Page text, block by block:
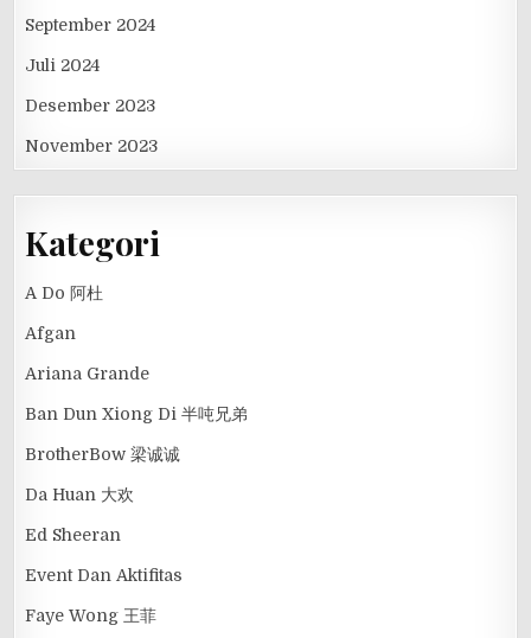
September 2024
Juli 2024
Desember 2023
November 2023
Kategori
A Do 阿杜
Afgan
Ariana Grande
Ban Dun Xiong Di 半吨兄弟
BrotherBow 梁诚诚
Da Huan 大欢
Ed Sheeran
Event Dan Aktifitas
Faye Wong 王菲